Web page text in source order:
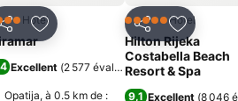
)
PartagerAjouter à mes favoris
Hôtel
Excellent (2 577 évaluations)
Opatija, à 0.5 km de :
PartagerAjouter
5 Étoiles Hôtel
Hilton Rijeka
Costabella Beach
Resort & Spa
9,1 Excellent (8 046